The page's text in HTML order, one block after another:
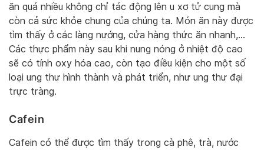
ăn quá nhiều không chỉ tác động lên u xơ tử cung mà
còn cả sức khỏe chung của chúng ta. Món ăn này được
tìm thấy ở các làng nướng, cửa hàng thức ăn nhanh,…
Các thực phẩm này sau khi nung nóng ở nhiệt độ cao
sẽ có tính oxy hóa cao, còn tạo điều kiện cho một số
loại ung thư hình thành và phát triển, như ung thư đại
trực tràng.
Cafein
Cafein có thể được tìm thấy trong cà phê, trà, nước